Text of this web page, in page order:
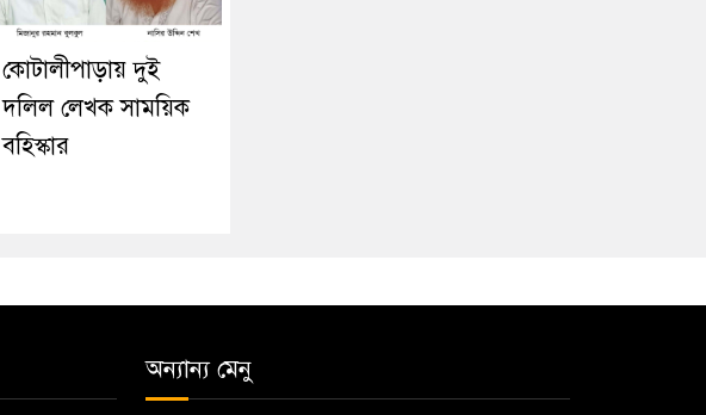
কোটালীপাড়ায় দুই
দলিল লেখক সাময়িক
বহিস্কার
অন্যান্য মেনু